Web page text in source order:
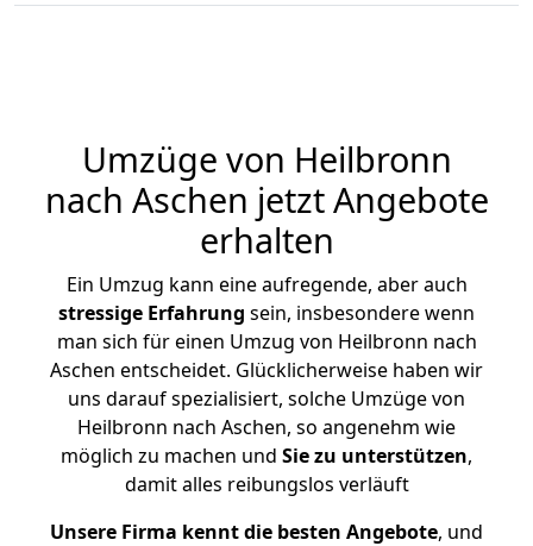
Umzüge von Heilbronn
nach Aschen jetzt Angebote
erhalten
Ein Umzug kann eine aufregende, aber auch
stressige Erfahrung sein, insbesondere wenn
man sich für einen Umzug von Heilbronn nach
Aschen entscheidet. Glücklicherweise haben wir
uns darauf spezialisiert, solche Umzüge von
Heilbronn nach Aschen, so angenehm wie
möglich zu machen und Sie zu unterstützen,
damit alles reibungslos verläuft
Unsere Firma kennt die besten Angebote, und